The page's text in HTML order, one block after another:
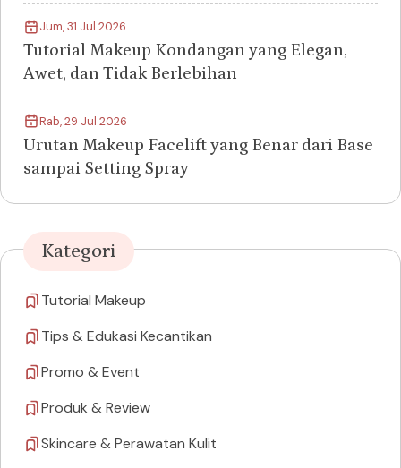
Jum, 31 Jul 2026
Tutorial Makeup Kondangan yang Elegan,
Awet, dan Tidak Berlebihan
Rab, 29 Jul 2026
Urutan Makeup Facelift yang Benar dari Base
sampai Setting Spray
Kategori
Tutorial Makeup
Tips & Edukasi Kecantikan
Promo & Event
Produk & Review
Skincare & Perawatan Kulit